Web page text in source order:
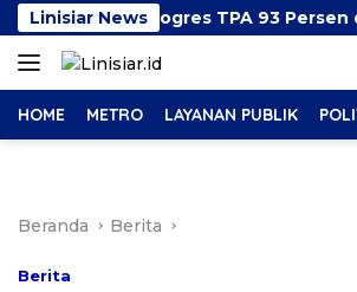
Langsung
ke
konten
Linisiar News
Progres TPA 93 Persen dan
HOME METRO LAYANAN PUBLIK
Beranda Berita
Berita